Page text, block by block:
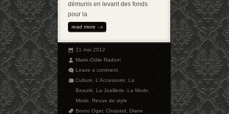
démunis en levant des fonds
pour la
read more
21 mai 2012
Marie-Odile Radom
Leave a comment
Culture,L'Accessoire,La
Beauté,La Joaillerie,La Mode,
Mode,Revue de style
Bruno Oger,Chopard,Diane